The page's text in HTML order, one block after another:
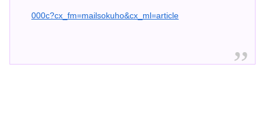
000c?cx_fm=mailsokuho&cx_ml=article